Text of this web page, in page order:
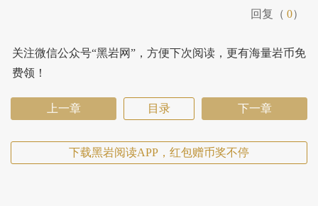
回复（ 0）
关注微信公众号“黑岩网”，方便下次阅读，更有海量岩币免
费领！
上一章 目录 下一章
下载黑岩阅读APP，红包赠币奖不停